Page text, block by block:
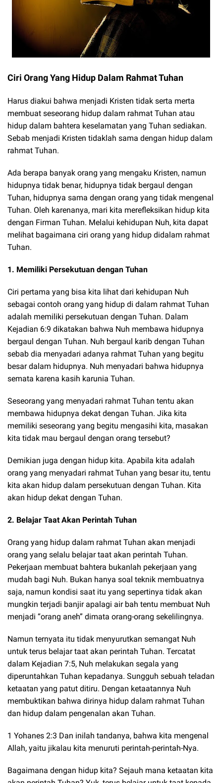
Ciri Orang Yang Hidup Dalam Rahmat Tuhan
Harus diakui bahwa menjadi Kristen tidak serta merta
membuat seseorang hidup dalam rahmat Tuhan atau
hidup dalam bahtera keselamatan yang Tuhan sediakan.
Sebab menjadi Kristen tidaklah sama dengan hidup dalam
rahmat Tuhan.
Ada berapa banyak orang yang mengaku Kristen, namun
hidupnya tidak benar, hidupnya tidak bergaul dengan
Tuhan, hidupnya sama dengan orang yang tidak mengenal
Tuhan. Oleh karenanya, mari kita merefleksikan hidup kita
dengan Firman Tuhan. Melalui kehidupan Nuh, kita dapat
melihat bagaimana ciri orang yang hidup didalam rahmat
Tuhan.
1. Memiliki Persekutuan dengan Tuhan
Ciri pertama yang bisa kita lihat dari kehidupan Nuh
sebagai contoh orang yang hidup di dalam rahmat Tuhan
adalah memiliki persekutuan dengan Tuhan. Dalam
Kejadian 6:9 dikatakan bahwa Nuh membawa hidupnya
bergaul dengan Tuhan. Nuh bergaul karib dengan Tuhan
sebab dia menyadari adanya rahmat Tuhan yang begitu
besar dalam hidupnya. Nuh menyadari bahwa hidupnya
semata karena kasih karunia Tuhan.
Seseorang yang menyadari rahmat Tuhan tentu akan
membawa hidupnya dekat dengan Tuhan. Jika kita
memiliki seseorang yang begitu mengasihi kita, masakan
kita tidak mau bergaul dengan orang tersebut?
Demikian juga dengan hidup kita. Apabila kita adalah
orang yang menyadari rahmat Tuhan yang besar itu, tentu
kita akan hidup dalam persekutuan dengan Tuhan. Kita
akan hidup dekat dengan Tuhan.
2. Belajar Taat Akan Perintah Tuhan
Orang yang hidup dalam rahmat Tuhan akan menjadi
orang yang selalu belajar taat akan perintah Tuhan.
Pekerjaan membuat bahtera bukanlah pekerjaan yang
mudah bagi Nuh. Bukan hanya soal teknik membuatnya
saja, namun kondisi saat itu yang sepertinya tidak akan
mungkin terjadi banjir apalagi air bah tentu membuat Nuh
menjadi “orang aneh” dimata orang-orang sekelilingnya.
Namun ternyata itu tidak menyurutkan semangat Nuh
untuk terus belajar taat akan perintah Tuhan. Tercatat
dalam Kejadian 7:5, Nuh melakukan segala yang
diperuntahkan Tuhan kepadanya. Sungguh sebuah teladan
ketaatan yang patut ditiru. Dengan ketaatannya Nuh
membuktikan bahwa dirinya hidup dalam rahmat Tuhan
dan hidup dalam pengenalan akan Tuhan.
1 Yohanes 2:3 Dan inilah tandanya, bahwa kita mengenal
Allah, yaitu jikalau kita menuruti perintah-perintah-Nya.
Bagaimana dengan hidup kita? Sejauh mana ketaatan kita